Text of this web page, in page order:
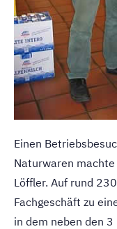
Einen
Naturwaren
Löffler. Auf rund
Fachgeschäft zu
in dem neben den